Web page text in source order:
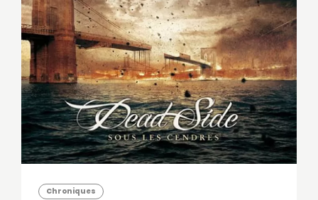
Chroniques